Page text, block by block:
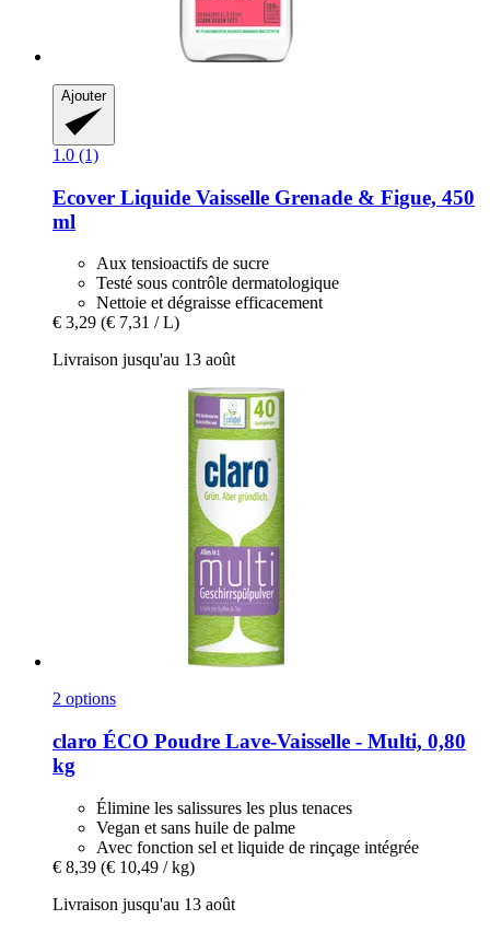
Ajouter
1.0 (1)
Ecover Liquide Vaisselle Grenade & Figue, 450
ml
Aux tensioactifs de sucre
Testé sous contrôle dermatologique
Nettoie et dégraisse efficacement
€ 3,29 (€ 7,31 / L)
Livraison jusqu'au 13 août
2 options
claro ÉCO Poudre Lave-​Vaisselle -​ Multi, 0,80
kg
Élimine les salissures les plus tenaces
Vegan et sans huile de palme
Avec fonction sel et liquide de rinçage intégrée
€ 8,39 (€ 10,49 / kg)
Livraison jusqu'au 13 août